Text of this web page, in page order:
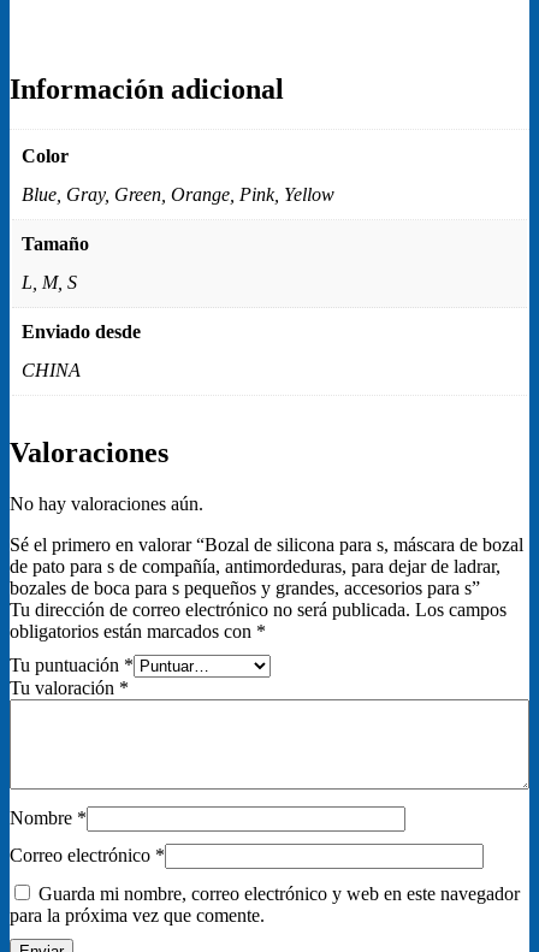
Información adicional
Color
Blue, Gray, Green, Orange, Pink, Yellow
Tamaño
L, M, S
Enviado desde
CHINA
Valoraciones
No hay valoraciones aún.
Sé el primero en valorar “Bozal de silicona para s, máscara de bozal
de pato para s de compañía, antimordeduras, para dejar de ladrar,
bozales de boca para s pequeños y grandes, accesorios para s”
Tu dirección de correo electrónico no será publicada. Los campos
obligatorios están marcados con *
Tu puntuación *
Tu valoración *
Nombre *
Correo electrónico *
Guarda mi nombre, correo electrónico y web en este navegador
para la próxima vez que comente.